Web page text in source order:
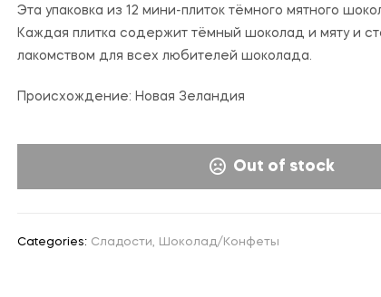
Эта упаковка из 12 мини-плиток тёмного мятного
Каждая плитка содержит тёмный шоколад и мяту и
лакомством для всех любителей шоколада.
Происхождение: Новая Зеландия
Out of stock
Categories: Сладости, Шоколад/Конфеты